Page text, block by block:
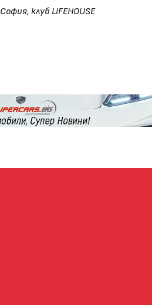
София, клуб LIFEHOUSE